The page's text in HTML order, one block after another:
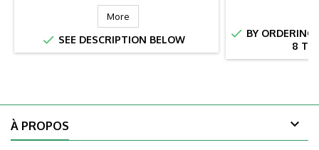
More
 SEE DESCRIPTION BELOW  BY ORDERING
8 TO
À PROPOS 